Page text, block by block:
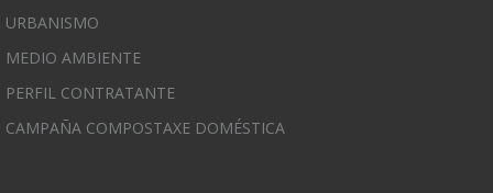
URBANISMO
MEDIO AMBIENTE
PERFIL CONTRATANTE
CAMPAÑA COMPOSTAXE DOMÉSTICA